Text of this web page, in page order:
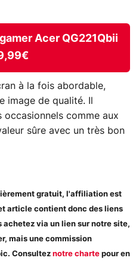
Acer QG221Qbii
à la fois abordable,
image de qualité. Il
comme aux
sûre avec un très bon
gratuit, l'affiliation est
article contient donc des liens
via un lien sur notre site,
mais une commission
Consultez notre charte pour en